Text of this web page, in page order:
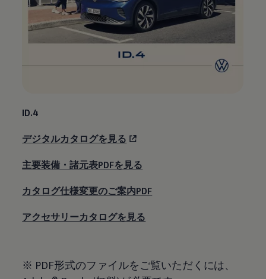
ID.4
デジタルカタログを見る
主要装備・諸元表PDFを見る
カタログ仕様変更のご案内PDF
アクセサリーカタログを見る
※ PDF形式のファイルをご覧いただくには、